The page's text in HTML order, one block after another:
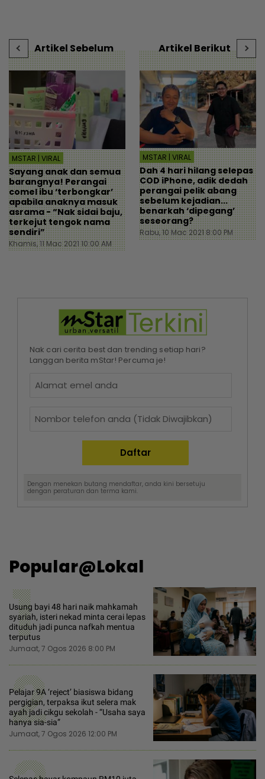
Artikel Sebelum
MSTAR | VIRAL
Sayang anak dan semua
barangnya! Perangai
comel ibu ‘terbongkar’
apabila anaknya masuk
asrama - “Nak sidai baju,
terkejut tengok nama
sendiri”
Khamis, 11 Mac 2021 10:00 AM
Artikel Berikut
MSTAR | VIRAL
Dah 4 hari hilang selepas
COD iPhone, adik dedah
perangai pelik abang
sebelum kejadian...
benarkah ‘dipegang’
seseorang?
Rabu, 10 Mac 2021 8:00 PM
Nak cari cerita best dan trending setiap hari?
Langgan berita mStar! Percuma je!
Dengan menekan butang mendaftar, anda kini bersetuju
dengan peraturan dan terma kami.
Popular@Lokal
1
Usung bayi 48 hari naik mahkamah
syariah, isteri nekad minta cerai lepas
dituduh jadi punca nafkah mentua
terputus
Jumaat, 7 Ogos 2026 8:00 PM
2
Pelajar 9A ‘reject’ biasiswa bidang
pergigian, terpaksa ikut selera mak
ayah jadi cikgu sekolah - “Usaha saya
hanya sia-sia”
Jumaat, 7 Ogos 2026 12:00 PM